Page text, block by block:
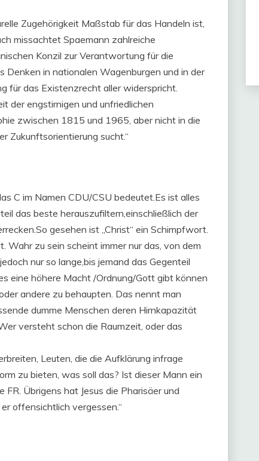
Zugehörigkeit Maßstab für das Handeln ist,
missachtet Spaemann zahlreiche
Konzil zur Verantwortung für die
in nationalen Wagenburgen und in der
für das Existenzrecht aller widerspricht.
der engstirnigen und unfriedlichen
zwischen 1815 und 1965, aber nicht in die
Zukunftsorientierung sucht.“
C im Namen CDU/CSU bedeutet.Es ist alles
das beste herauszufiltern,einschließlich der
gesehen ist „Christ“ ein Schimpfwort.
zu sein scheint immer nur das, von dem
nur so lange,bis jemand das Gegenteil
eine höhere Macht /Ordnung/Gott gibt können
andere zu behaupten. Das nennt man
dumme Menschen deren Hirnkapazität
versteht schon die Raumzeit, oder das
Leuten, die die Aufklärung infrage
zu bieten, was soll das? Ist dieser Mann ein
Übrigens hat Jesus die Pharisäer und
offensichtlich vergessen.“